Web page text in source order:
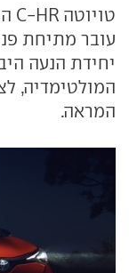
עובר מתיחת
יחידת הנעה
המולטימדיה,
המראה.